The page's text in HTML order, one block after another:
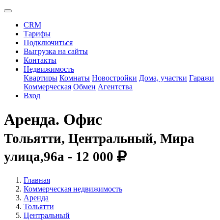
CRM
Тарифы
Подключиться
Выгрузка на сайты
Контакты
Недвижимость
Квартиры Комнаты Новостройки Дома, участки Гаражи
Коммерческая Обмен Агентства
Вход
Аренда. Офис
Тольятти, Центральный, Мира
улица,96а - 12 000
Главная
Коммерческая недвижимость
Аренда
Тольятти
Центральный